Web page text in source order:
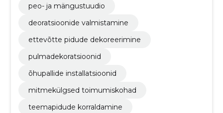
peo- ja mängustuudio
deoratsioonide valmistamine
ettevõtte pidude dekoreerimine
pulmadekoratsioonid
õhupallide installatsioonid
mitmekülgsed toimumiskohad
teemapidude korraldamine